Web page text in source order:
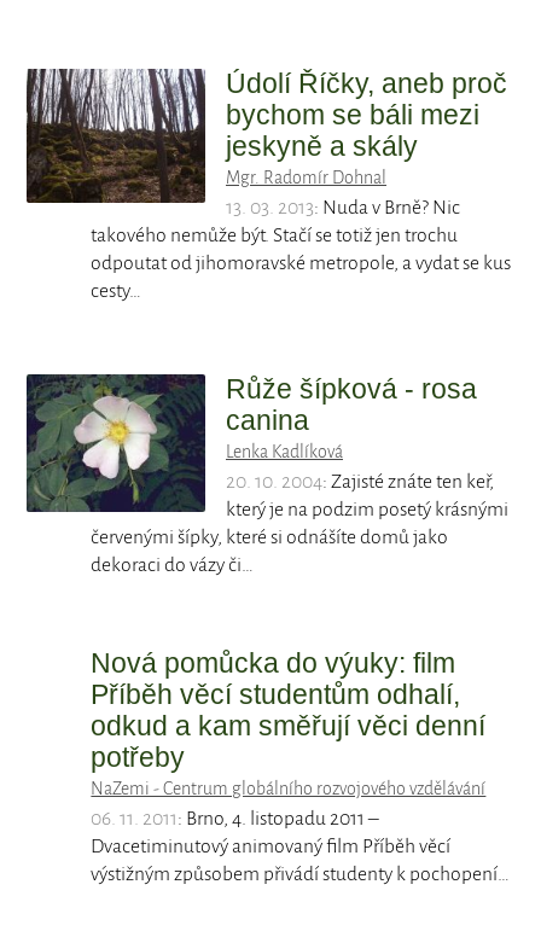
Údolí Říčky, aneb proč
bychom se báli mezi
jeskyně a skály
Mgr. Radomír Dohnal
13. 03. 2013: Nuda v Brně? Nic
takového nemůže být. Stačí se totiž jen trochu
odpoutat od jihomoravské metropole, a vydat se kus
cesty…
Růže šípková - rosa
canina
Lenka Kadlíková
20. 10. 2004: Zajisté znáte ten keř,
který je na podzim posetý krásnými
červenými šípky, které si odnášíte domů jako
dekoraci do vázy či…
Nová pomůcka do výuky: film
Příběh věcí studentům odhalí,
odkud a kam směřují věci denní
potřeby
NaZemi - Centrum globálního rozvojového vzdělávání
06. 11. 2011: Brno, 4. listopadu 2011 –
Dvacetiminutový animovaný film Příběh věcí
výstižným způsobem přivádí studenty k pochopení…